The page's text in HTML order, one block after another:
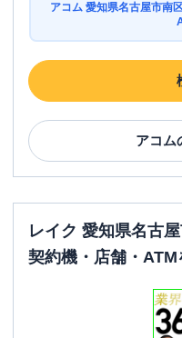
アコム 愛知県名古屋市南
アコム
レイク 愛知県名古
契約機・店舗・ATM